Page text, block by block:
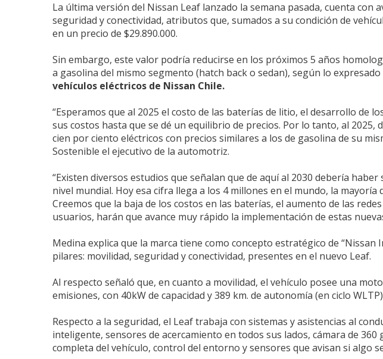
La última versión del Nissan Leaf lanzado la semana pasada, cuenta con
seguridad y conectividad, atributos que, sumados a su condición de
en un precio de $29.890.000.
Sin embargo, este valor podría reducirse en los próximos 5 años
a gasolina del mismo segmento (hatch back o sedan), según lo
vehículos eléctricos de Nissan Chile.
“Esperamos que al 2025 el costo de las baterías de litio, el desarrollo de
sus costos hasta que se dé un equilibrio de precios. Por lo tanto, al
cien por ciento eléctricos con precios similares a los de gasolina de su
Sostenible el ejecutivo de la automotriz.
“Existen diversos estudios que señalan que de aquí al 2030 debería
nivel mundial. Hoy esa cifra llega a los 4 millones en el mundo, la mayoría
Creemos que la baja de los costos en las baterías, el aumento de las
usuarios, harán que avance muy rápido la implementación de estas
Medina explica que la marca tiene como concepto estratégico de
pilares: movilidad, seguridad y conectividad, presentes en el nuevo Leaf.
Al respecto señaló que, en cuanto a movilidad, el vehículo posee una
emisiones, con 40kW de capacidad y 389 km. de autonomía (en ciclo
Respecto a la seguridad, el Leaf trabaja con sistemas y asistencias al
inteligente, sensores de acercamiento en todos sus lados, cámara de
completa del vehículo, control del entorno y sensores que avisan si algo